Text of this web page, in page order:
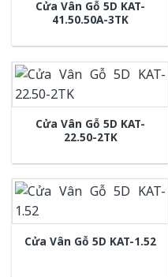
Cửa Vân Gỗ 5D KAT-
41.50.50A-3TK
Cửa Vân Gỗ 5D KAT-
22.50-2TK
Cửa Vân Gỗ 5D KAT-1.52